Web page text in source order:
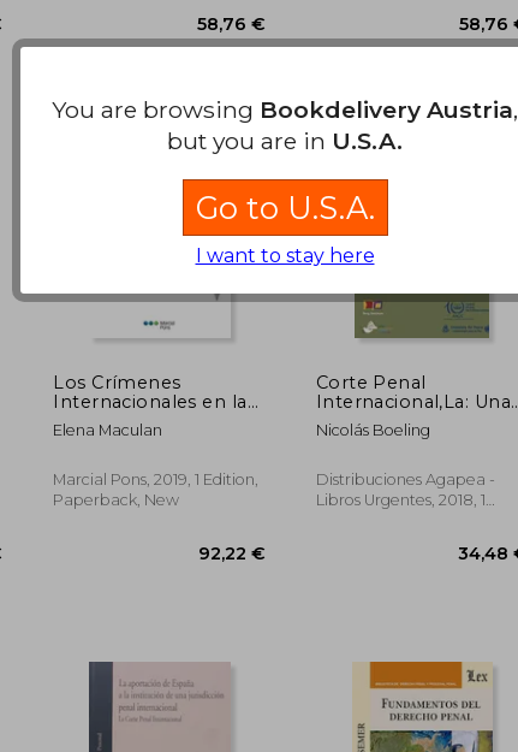
56,35 € 58,76 €
Los Crímenes
Internacionales en la
Jurisprudencia
Latinoamericana (in
Elena Maculan
Marcial Pons, 2019, 1 Edition,
Paperback, New
Corte Penal
Internacional,La: Una
Perspectiva
Latinoamericana
Derechos Humanos)
(in Spanish)
Nicolás Boeling
Distribuciones Agapea -
Libros Urgentes, 2018, 1
You are browsing Bookdelivery Austria,
but you are in U.S.A.
Go to U.S.A.
I want to stay here